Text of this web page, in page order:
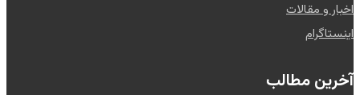
اخبار و مقالات
اینستاگرام
آخرین مطالب